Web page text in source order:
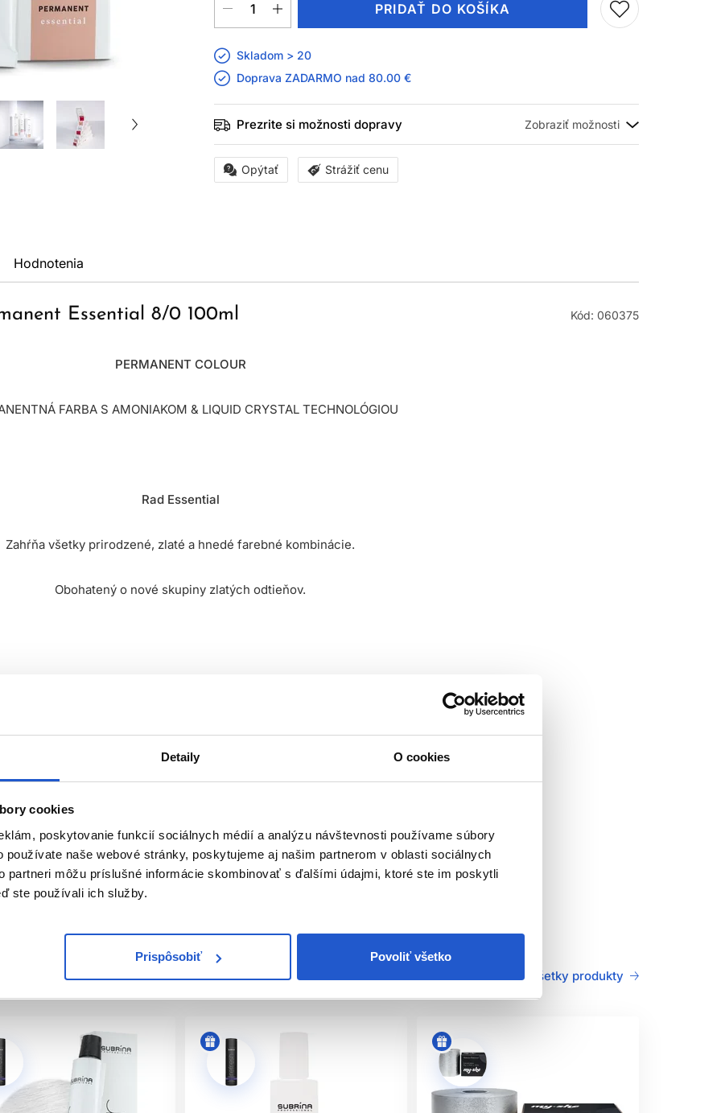
Detaily O cookies
cookies
poskytovanie funkcií sociálnych médií a analýzu návštevnosti používame súbory
používate naše webové stránky, poskytujeme aj našim partnerom v oblasti sociálnych
partneri môžu príslušné informácie skombinovať s ďalšími údajmi, ktoré ste im poskytli
ste používali ich služby.
Prispôsobiť Povoliť všetko
PRIDAŤ DO KOŠÍKA
Skladom > 20
Doprava ZADARMO nad 80.00 €
Prezrite si možnosti dopravy
Opýtať Strážiť cenu
Hodnotenia
Essential 8/0 100ml Kód: 060375
PERMANENT COLOUR
FARBA S AMONIAKOM & LIQUID CRYSTAL TECHNOLÓGIOU
Rad Essential
Zahŕňa všetky prirodzené, zlaté a hnedé farebné kombinácie.
Obohatený o nové skupiny zlatých odtieňov.
Všetky produkty